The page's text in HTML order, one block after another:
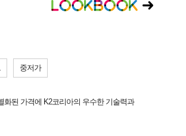
중저가
화된 가격에 K2코리아의 우수한 기술력과